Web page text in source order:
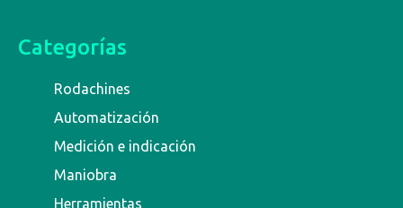
Categorías
Rodachines
Automatización
Medición e indicación
Maniobra
Herramientas